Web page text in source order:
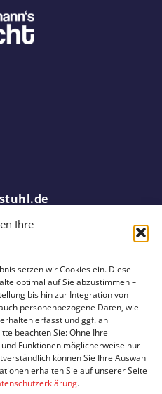
Ihre
setzen wir Cookies ein. Diese
optimal auf Sie abzustimmen –
bis hin zur Integration von
personenbezogene Daten, wie
erfasst und ggf. an
beachten Sie: Ohne Ihre
Funktionen möglicherweise nur
können Sie Ihre Auswahl
erhalten Sie auf unserer Seite
.